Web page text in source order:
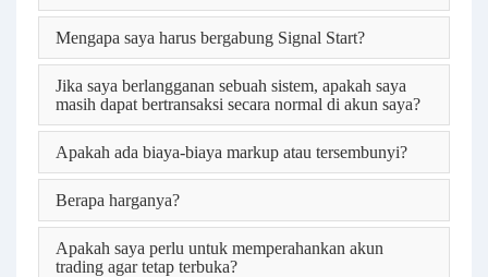
Mengapa saya harus bergabung Signal Start?
Jika saya berlangganan sebuah sistem, apakah saya
masih dapat bertransaksi secara normal di akun saya?
Apakah ada biaya-biaya markup atau tersembunyi?
Berapa harganya?
Apakah saya perlu untuk memperahankan akun
trading agar tetap terbuka?